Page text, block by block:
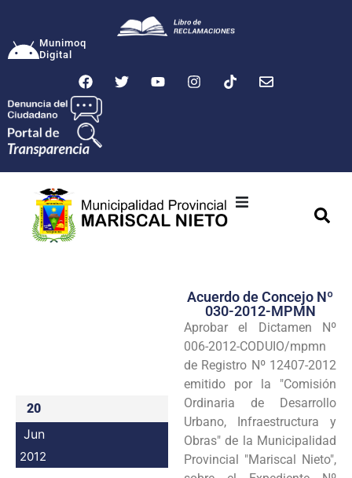
Munimoq
Digital
Transparencia
Programas
Intranet
20
Jun
2012
Acuerdo de Concejo Nº
030-2012-MPMN
Aprobar el Dictamen Nº
006-2012-CODUIO/mpmn
de Registro Nº 12407-2012
emitido por la "Comisión
Ordinaria de Desarrollo
Urbano, Infraestructura y
Obras" de la Municipalidad
Provincial "Mariscal Nieto",